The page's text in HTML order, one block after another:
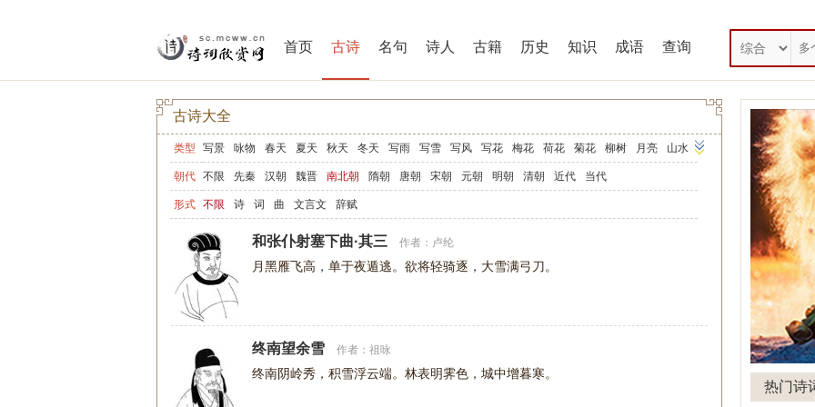
首页 古诗 名句 诗人 古籍 历史 知识 成语 查询
古诗大全
类型 写景 咏物 春天 夏天 秋天 冬天 写雨 写雪 写风 写花 梅花 荷花 菊花 柳树 月亮 山水
写山 写水 长江 黄河 儿童 写鸟 写马 田园 边塞 地名 抒情 爱国 离别 送别
爱情 励志 哲理 闺怨 悼亡
节日 寒食节
宋词精选 初中古诗 高中古诗 古文观止 辞赋精选
高中文言文
朝代 不限 先秦 汉朝 魏晋 南北朝 隋朝 唐朝 宋朝 元朝 明朝 清朝 近代 当代
形式 不限 诗 词 曲 文言文 辞赋
和张仆射塞下曲·其三 作者： 卢纶
月黑雁飞高，单于夜遁逃。欲将轻骑逐，大雪满弓刀。
终南望余雪 作者： 祖咏
终南阴岭秀，积雪浮云端。林表明霁色，城中增暮寒。
热门诗